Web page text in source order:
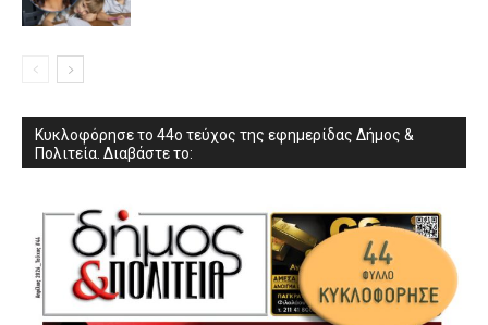
Κυκλοφόρησε το 44ο τεύχος της εφημερίδας Δήμος &
Πολιτεία. Διαβάστε το: